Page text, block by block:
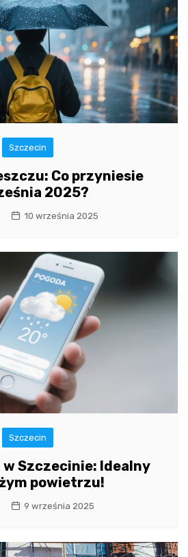
Szczecin
Co przyniesie
2025?
10 września 2025
Szczecin
w Szczecinie: Idealny
powietrzu!
9 września 2025